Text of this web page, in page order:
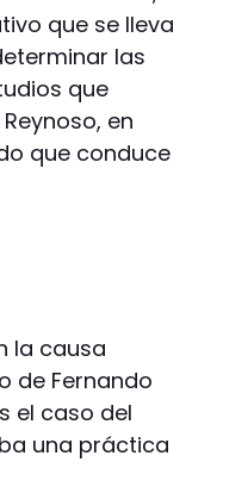
que se lleva
las
que
en
que conduce
la causa
de Fernando
el caso del
una práctica